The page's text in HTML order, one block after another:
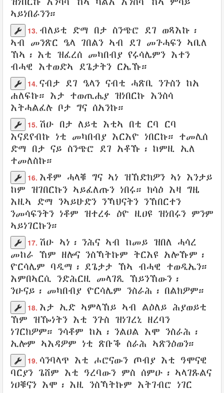
ኣይነበራንን።
13. ብለይቲ ድማ በታ ስንጭሮ ደገ ወጻእኩ ፡
ኣብ መንጽር ዔላ ገበልን ኣብ ደገ መጉሓፍን ኣቢለ
ኸኣ፡ እቲ ዝፈረሰ መካበብያ የሩሳሌምን እተን
ብሓዊ
እተወድኣ ደጌታትን ርኤኹ።
14. ናብታ ደገ ዔላን ናብቲ ሓጽቢ ንጉስን ከአ
ሐለፍኩ። እታ ተወጢሔያ ዝነበርኩ እንስሳ
እትሓልፈሉ ቦታ ግና ሰአንኩ።
15. ሽዑ በታ ለይቲ እቲኣ በቲ ርባ ርባ
እናደየብኩ ነቲ መካበብያ እርእዮ ነበርኩ። ተመሊሰ
ድማ በታ ናይ ስንጭሮ ደገ አቶኹ ፡ ከምዚ ኢለ
ተመለስኩ።
16. እቶም ሓላቑ ግና ኣነ ዝኸድክዎን ኣነ እንታይ
ከም ዝገበርኩን ኣይፈለጡን ነበሩ። ክሳዕ እዛ ግዜ
እዚኣ ድማ ንኣይሁድን ንኻህናትን ንኸበርተን
ንመሳፍንትን ነቶም ዝተረፉ ዕዮ ዚዐዩ ዝነበሩን ምንም
ኣይነገርኩን።
17. ሽዑ ኣነ፡ ንሕና ኣብ ከመይ ዝበለ ሓሳረ
መከራ ኸም ዘሎና ንስኻትኩም ትርእዩ አሎኹም፡
ዮርሳሌም ባዲማ ፡ ደጌታታ ኸኣ ብሓዊ ተወዲኤን።
እምበኣርሲ ንድሕርዚ መላገጺ ኸይንኸውን ፡
ንዑናይ ፡ መካበብያ ዮርሳሌም ንስራሕ ፡ በልክዎም።
18. እታ ኢድ ኣምላኸይ ኣብ ልዕለይ ሕያወይቲ
ኸም ዝዀነትን እቲ ንጉስ ዝነገረኒ ዘረባን
ነገርክዎም። ንሳቶም ከአ፡ ንልዐል እሞ ንስራሕ ፡
ኢሎም ኣእዳዎም ነቲ ጽቡቕ ስራሕ ኣጽንዕወን።
19. ሳንባላጥ እቲ ሖሮናውን ጦብያ እቲ ዓሞናዊ
ባርያን ጌሸም እቲ ዓረባውን ምስ ሰምዑ ፡ ኣላገጹልና
ነዐቑናን እሞ፡ እዚ ንስኻትኩም እትገብሮ ነገር